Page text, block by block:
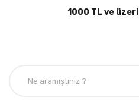
1000 TL ve üzeri